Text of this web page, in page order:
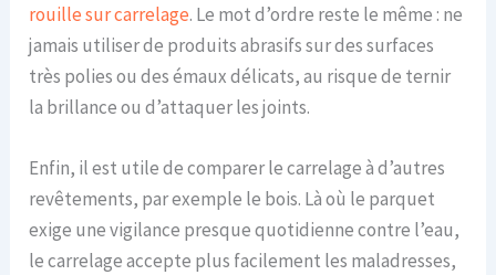
rouille sur carrelage. Le mot d’ordre reste le même : ne
jamais utiliser de produits abrasifs sur des surfaces
très polies ou des émaux délicats, au risque de ternir
la brillance ou d’attaquer les joints.
Enfin, il est utile de comparer le carrelage à d’autres
revêtements, par exemple le bois. Là où le parquet
exige une vigilance presque quotidienne contre l’eau,
le carrelage accepte plus facilement les maladresses,